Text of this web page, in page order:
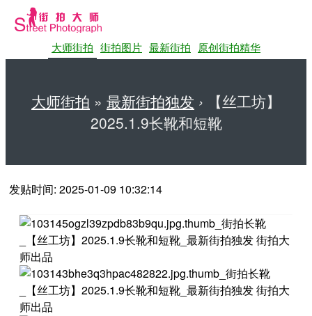
大师街拍 街拍图片 最新街拍 原创街拍精华
大师街拍 » 最新街拍独发 ›
【丝工坊】
2025.1.9长靴和短靴
发贴时间: 2025-01-09 10:32:14